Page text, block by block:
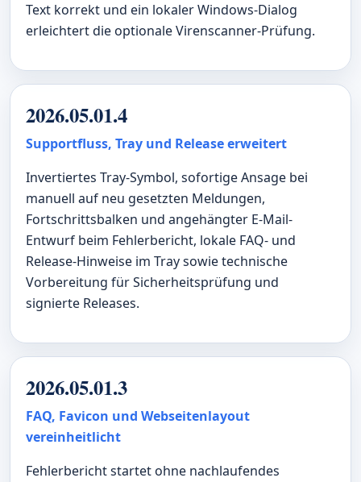
Text korrekt und ein lokaler Windows-Dialog
erleichtert die optionale Virenscanner-Prüfung.
2026.05.01.4
Supportfluss, Tray und Release erweitert
Invertiertes Tray-Symbol, sofortige Ansage bei
manuell auf neu gesetzten Meldungen,
Fortschrittsbalken und angehängter E-Mail-
Entwurf beim Fehlerbericht, lokale FAQ- und
Release-Hinweise im Tray sowie technische
Vorbereitung für Sicherheitsprüfung und
signierte Releases.
2026.05.01.3
FAQ, Favicon und Webseitenlayout
vereinheitlicht
Fehlerbericht startet ohne nachlaufendes